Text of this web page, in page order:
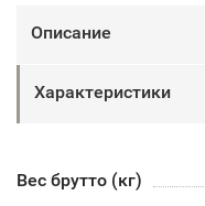
Описание
Характеристики
Вес брутто (кг)